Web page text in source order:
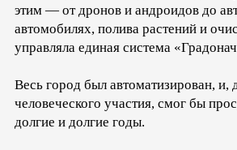
этим — от дронов и андроидов до
автомобилях, полива растений и
управляла единая система
Весь город был автоматизирован, и,
человеческого участия, смог бы
долгие и долгие годы.